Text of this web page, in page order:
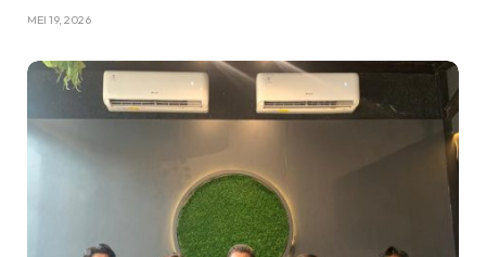
MEI 19, 2026